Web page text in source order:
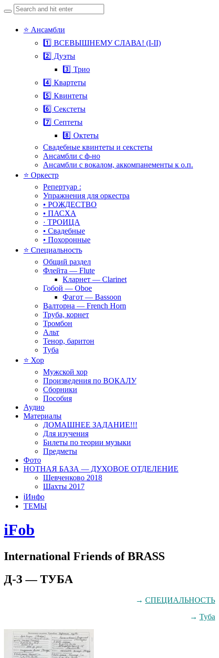
Search
for:
Skip
⭐ Ансамбли
1️⃣ ВСЕВЫШНЕМУ СЛАВА! (I-II)
2️⃣ Дуэты
3️⃣ Трио
4️⃣ Квартеты
5️⃣ Квинтеты
6️⃣ Секстеты
7️⃣ Септеты
8️⃣ Октеты
Свадебные квинтеты и секстеты
Ансамбли с ф-но
Ансамбли с вокалом, аккомпанементы к о.п.
⭐ Оркестр
Репертуар :
Упражнения для оркестра
• РОЖДЕСТВО
• ПАСХА
· ТРОИЦА
• Свадебные
• Похоронные
⭐ Специальность
Общий раздел
Флейта — Flute
Кларнет — Clarinet
Гобой — Oboe
Фагот — Bassoon
Валторна — French Horn
Труба, корнет
Тромбон
Альт
Тенор, баритон
Туба
⭐ Хор
Мужской хор
Произведения по ВОКАЛУ
Сборники
Пособия
Аудио
Материалы
ДОМАШНЕЕ ЗАДАНИЕ!!!
Для изучения
Билеты по теории музыки
Предметы
Фото
НОТНАЯ БАЗА — ДУХОВОЕ ОТДЕЛЕНИЕ
Шевченково 2018
Шахты 2017
ℹ️Инфо
ТЕМЫ
iFob
International Friends of BRASS
Д-З — ТУБА
→ СПЕЦИАЛЬНОСТЬ
→ Туба